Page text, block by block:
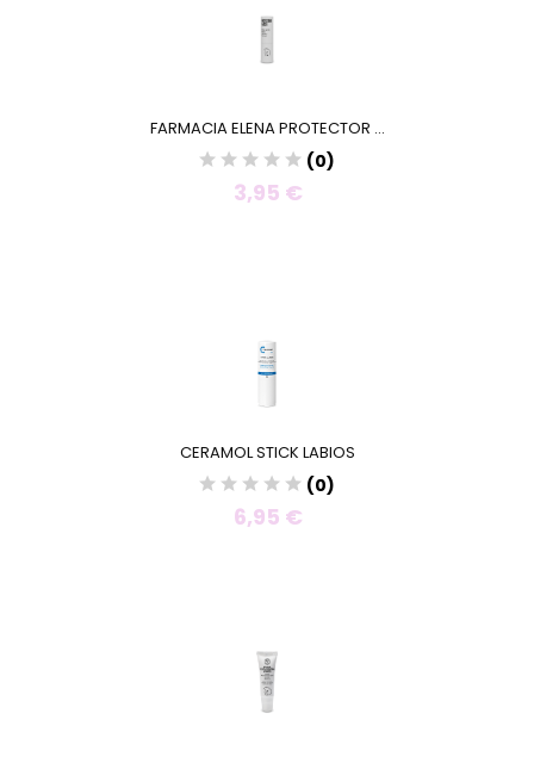
FARMACIA ELENA PROTECTOR ...
(0)
3,95 €
CERAMOL STICK LABIOS
(0)
6,95 €